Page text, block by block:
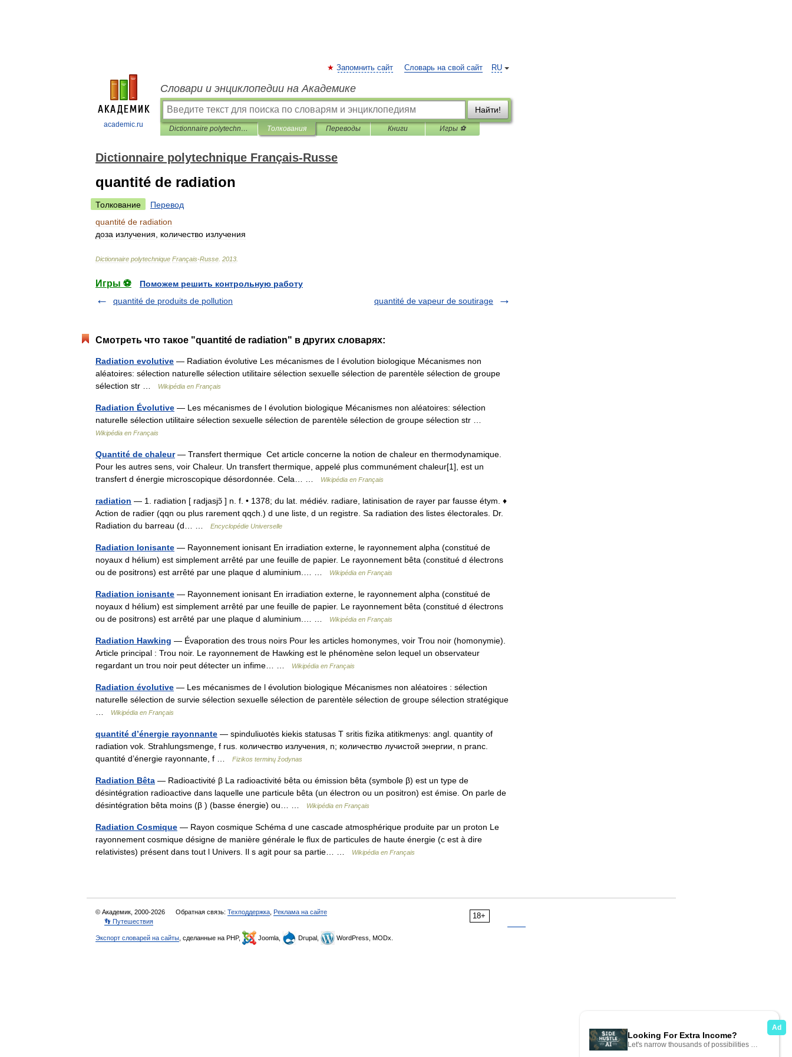
academic.ru
RU
Запомнить сайт Словарь на свой сайт
Словари и энциклопедии на Академике
Найти!
Dictionnaire polytechnique Français-Russe Толкования Переводы Книги Игры ⚽
Dictionnaire polytechnique Français-Russe
quantité de radiation
Толкование
Перевод
quantité de radiation
доза излучения количество излучения
Dictionnaire polytechnique Français-Russe 2013
Игры ⚽
Поможем решить контрольную работу
quantité de produits de pollution
quantité de vapeur de soutirage
Смотреть что такое "quantité de radiation" в других словарях:
Radiation evolutive — Radiation évolutive Les mécanismes de l évolution biologique Mécanismes non
aléatoires: sélection naturelle sélection utilitaire sélection sexuelle sélection de parentèle sélection de groupe
sélection str …
Wikipédia en Français
Radiation Évolutive — Les mécanismes de l évolution biologique Mécanismes non aléatoires: sélection
naturelle sélection utilitaire sélection sexuelle sélection de parentèle sélection de groupe sélection str …
Wikipédia en Français
Quantité de chaleur— Transfert thermique Cet article concerne la notion de chaleur en thermodynamique.
Pour les autres sens, voir Chaleur. Un transfert thermique, appelé plus communément chaleur[1], est un
transfert d énergie microscopique désordonnée. Cela… …
Wikipédia en Français
radiation — 1. radiation [ radjasjɔ̃ ] n. f. • 1378; du lat. médiév. radiare, latinisation de rayer par fausse étym. ♦
Action de radier (qqn ou plus rarement qqch.) d une liste, d un registre. Sa radiation des listes électorales. Dr.
Radiation du barreau (d… …
Encyclopédie Universelle
Radiation Ionisante — Rayonnement ionisant En irradiation externe, le rayonnement alpha (constitué de
noyaux d hélium) est simplement arrêté par une feuille de papier. Le rayonnement bêta (constitué d électrons
ou de positrons) est arrêté par une plaque d aluminium.… …
Wikipédia en Français
Radiation ionisante — Rayonnement ionisant En irradiation externe, le rayonnement alpha (constitué de
noyaux d hélium) est simplement arrêté par une feuille de papier. Le rayonnement bêta (constitué d électrons
ou de positrons) est arrêté par une plaque d aluminium.… …
Wikipédia en Français
Radiation Hawking — Évaporation des trous noirs Pour les articles homonymes, voir Trou noir (homonymie).
Article principal : Trou noir. Le rayonnement de Hawking est le phénomène selon lequel un observateur
regardant un trou noir peut détecter un infime… …
Wikipédia en Français
Radiation évolutive — Les mécanismes de l évolution biologique Mécanismes non aléatoires : sélection
naturelle sélection de survie sélection sexuelle sélection de parentèle sélection de groupe sélection stratégique
Wikipédia en Français
quantité d’énergie rayonnante — spinduliuotės kiekis statusas T sritis fizika atitikmenys: angl. quantity of
radiation vok. Strahlungsmenge, f rus. количество излучения, n; количество лучистой энергии, n pranc.
quantité d’énergie rayonnante, f …
Fizikos terminų žodynas
Radiation Bêta — Radioactivité β La radioactivité bêta ou émission bêta (symbole β) est un type de
désintégration radioactive dans laquelle une particule bêta (un électron ou un positron) est émise. On parle de
désintégration bêta moins (β ) (basse énergie) ou… …
Wikipédia en Français
Radiation Cosmique — Rayon cosmique Schéma d une cascade atmosphérique produite par un proton Le
rayonnement cosmique désigne de manière générale le flux de particules de haute énergie (c est à dire
relativistes) présent dans tout l Univers. Il s agit pour sa partie… …
Wikipédia en Français
18+
© Академик, 2000-2026 Обратная связь: Техподдержка Реклама на сайте
👣 Путешествия
Экспорт словарей на сайты , сделанные на PHP, Joomla, Drupal, WordPress, MODx.